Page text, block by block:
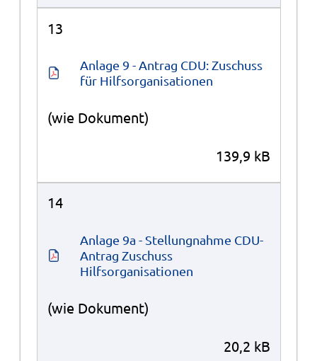
13
Anlage 9 - Antrag CDU: Zuschuss
für Hilfsorganisationen
(wie Dokument)
139,9 kB
14
Anlage 9a - Stellungnahme CDU-
Antrag Zuschuss
Hilfsorganisationen
(wie Dokument)
20,2 kB